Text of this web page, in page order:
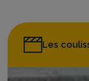
Les